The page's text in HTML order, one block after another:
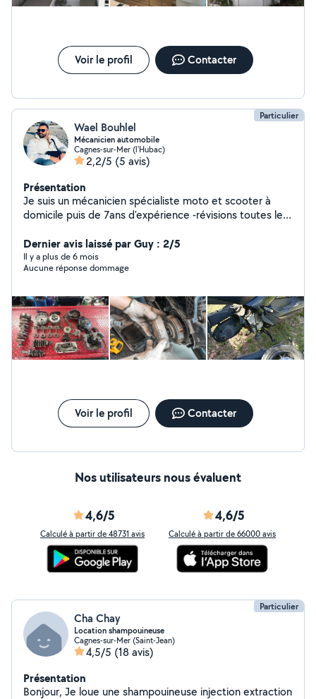
Voir le profil Contacter
Particulier
Wael Bouhlel
Mécanicien automobile
Cagnes-sur-Mer (l'Hubac)
2,2/5 (5 avis)
Présentation
Je suis un mécanicien spécialiste moto et scooter à
domicile puis de 7ans d'expérience -révisions toutes les
démonter toutes les pièces et l'accessoire,vis à vis -
sérieux, motivé
Dernier avis laissé par Guy : 2/5
Il y a plus de 6 mois
Aucune réponse dommage
Voir le profil Contacter
Nos utilisateurs nous évaluent
4,6/5
Calculé à partir de 48731 avis
4,6/5
Calculé à partir de 66000 avis
Particulier
Cha Chay
Location shampouineuse
Cagnes-sur-Mer (Saint-Jean)
4,5/5 (18 avis)
Présentation
Bonjour, Je loue une shampouineuse injection extraction